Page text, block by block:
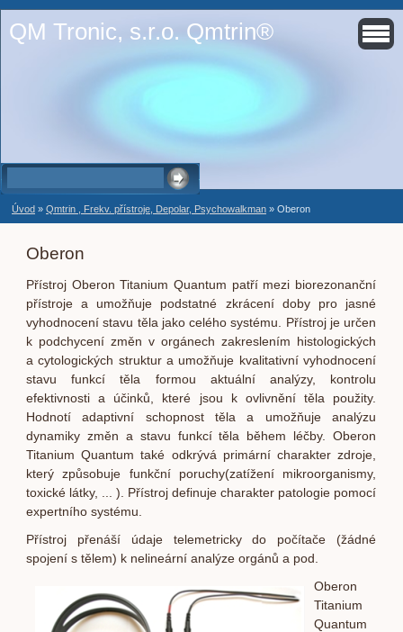
QM Tronic, s.r.o. Qmtrin®
Úvod » Qmtrin , Frekv. přístroje, Depolar, Psychowalkman » Oberon
Oberon
Přístroj Oberon Titanium Quantum patří mezi biorezonanční
přístroje a umožňuje podstatné zkrácení doby pro jasné
vyhodnocení stavu těla jako celého systému. Přístroj je určen
k podchycení změn v orgánech zakreslením histologických
a cytologických struktur a umožňuje kvalitativní vyhodnocení
stavu funkcí těla formou aktuální analýzy, kontrolu
efektivnosti a účinků, které jsou k ovlivnění těla použity.
Hodnotí adaptivní schopnost těla a umožňuje analýzu
dynamiky změn a stavu funkcí těla během léčby. Oberon
Titanium Quantum také odkrývá primární charakter zdroje,
který způsobuje funkční poruchy(zatížení mikroorganismy,
toxické látky, ... ). Přístroj definuje charakter patologie pomocí
expertního systému.
Přístroj přenáší údaje telemetricky do počítače (žádné
spojení s tělem) k nelineární analýze orgánů a pod.
Oberon
Titanium
Quantum